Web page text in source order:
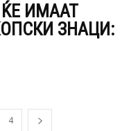
ИМААТ
ЗНАЦИ:
4